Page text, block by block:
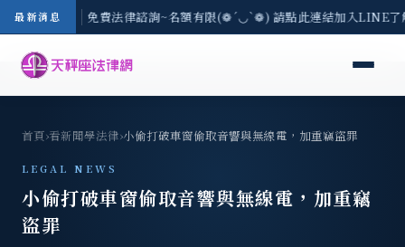
最新消息
-8/3(一) 現場免費法律諮詢~名額有限(❁´◡`❁) 請點此連結加入LINE
首頁›看新聞學法律›小偷打破車窗偷取音響與無線電，加重竊盜罪
LEGAL NEWS
小偷打破車窗偷取音響與無線電，加重竊
盜罪